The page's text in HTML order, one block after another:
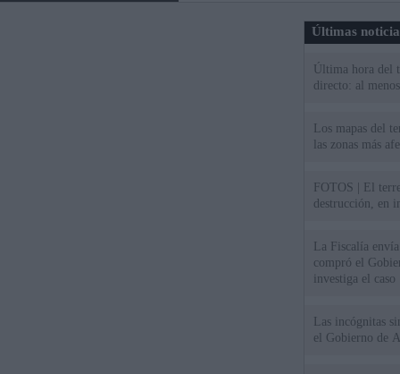
Últimas
Última hora del
directo: al
Los mapas del
las zonas más
FOTOS | El
destrucción, en
La Fiscalía
compró el
investiga el caso
Las incógnitas
el Gobierno de